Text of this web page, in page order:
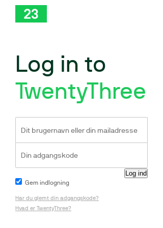
Log in to
TwentyThree
Gem indlogning
Har du glemt din adgangskode?
Hvad er TwentyThree?